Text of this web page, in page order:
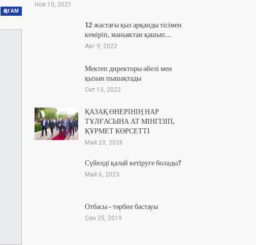
ҚОҒАМ
Ноя 10, 2021
12 жастағы қыз арқанды тісімен
кеміріп, маньяктан қашып…
Авг 9, 2022
Мектеп директоры әйелі мен
қызын пышақтады
Окт 13, 2022
ҚАЗАҚ ӨНЕРІНІҢ НАР
ТҰЛҒАСЫНА АТ МІНГІЗІП,
ҚҰРМЕТ КӨРСЕТТІ
Май 23, 2026
Сүйелді қалай кетіруге болады?
Май 6, 2023
Отбасы – тәрбие бастауы
Сен 25, 2019